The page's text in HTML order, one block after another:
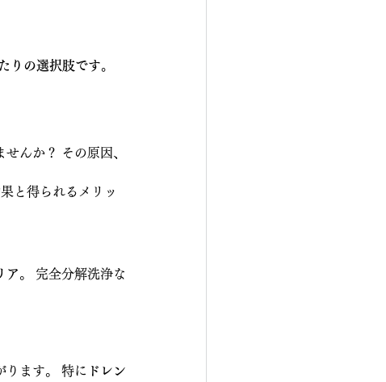
りの選択肢です。
んか？ その原因、
と得られるメリッ
ア。 完全分解洗浄な
ます。 特に ドレン